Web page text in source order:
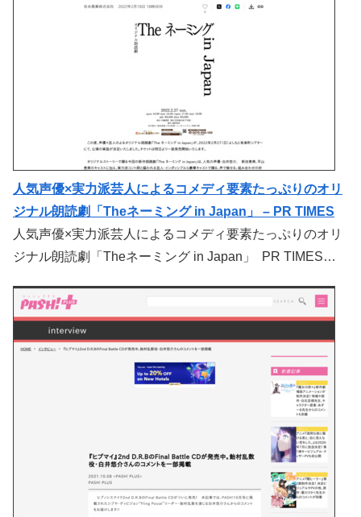
人気声優×実力派芸人によるコメディ要素たっぷりのオリ
ジナル朗読劇「Theネーミング in Japan」 – PR TIMES
人気声優×実力派芸人によるコメディ要素たっぷりのオリ
ジナル朗読劇「Theネーミング in Japan」 PR TIMES…